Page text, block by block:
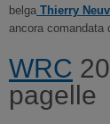
belga Thierry
ancora comandata
WRC
pagelle